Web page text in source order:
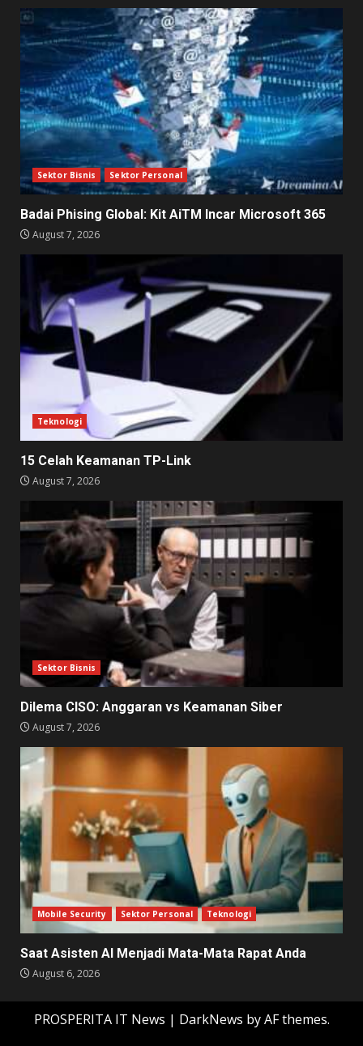
Sektor Bisnis Sektor Personal
Badai Phising Global: Kit AiTM Incar Microsoft 365
August 7, 2026
Teknologi
15 Celah Keamanan TP-Link
August 7, 2026
Sektor Bisnis
Dilema CISO: Anggaran vs Keamanan Siber
August 7, 2026
Mobile Security Sektor Personal Teknologi
Saat Asisten AI Menjadi Mata-Mata Rapat Anda
August 6, 2026
PROSPERITA IT News | DarkNews by AF themes.